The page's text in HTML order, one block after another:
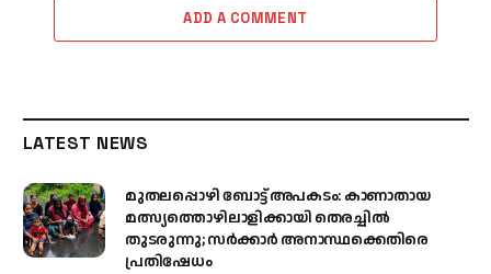
ADD A COMMENT
LATEST NEWS
മുതലപ്പൊഴി ബോട്ട് അപകടം: കാണാതായ
മത്സ്യത്തൊഴിലാളിക്കായി തെരച്ചിൽ
തുടരുന്നു; സർക്കാർ അനാസ്ഥക്കെതിരെ
പ്രതിഷേധം